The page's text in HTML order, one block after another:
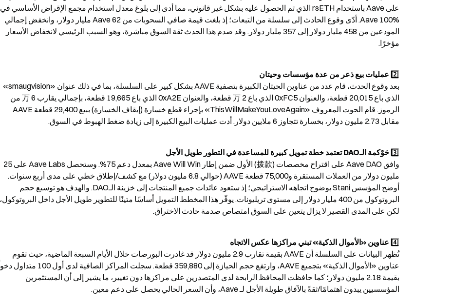
مؤخرًا.
2️⃣ عمليات بيع ذعر من عدة مؤسسات وحيتان
مقابل 2.73 مليون دولار، بخسارة تتجاوز 6 ملايين دولار. أدت عمليات البيع الكبيرة إلى زيادة ضغط الهبوط في السوق.
3️⃣ حَوْكمة الـDAO تعتمد خطة تمويل كبيرة للمساعدة في التطور طويل الأجل
لكن على المدى القصير لا يزال يتعين على السوق امتصاص صدمة حادث الاختراق.
4️⃣ عناوين «الأموال الذكية» تبني مراكزها عكس الاتجاه
المؤسسيين يبدون اهتمامًا/ثقةً بالآفاق طويلة الأجل لـ Aave، وأن السعر الحالي يحصل على دعم معين.